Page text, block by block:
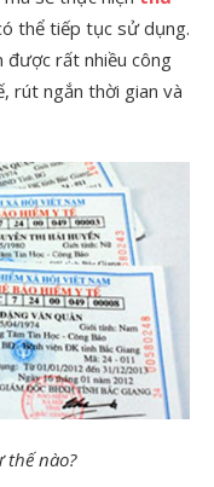
thể tiếp tục sử dụng.
được rất nhiều công
rút ngắn thời gian và
thế nào?